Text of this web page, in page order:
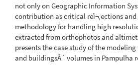
not only on Geographic Information
contribution as critical reï¬‚ections
methodology for handling high
extracted from orthophotos and
presents the case study of the
and buildingsÂ´ volumes in Pampulha